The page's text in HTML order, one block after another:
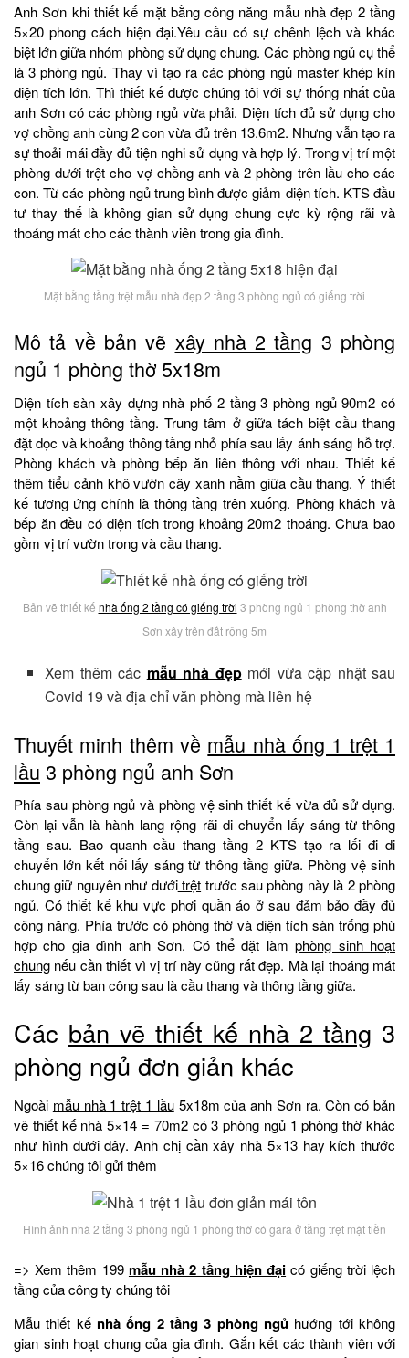
Anh Sơn khi thiết kế mặt bằng công năng mẫu nhà đẹp 2 tầng
5×20 phong cách hiện đại.Yêu cầu có sự chênh lệch và khác
biệt lớn giữa nhóm phòng sử dụng chung. Các phòng ngủ cụ thể
là 3 phòng ngủ. Thay vì tạo ra các phòng ngủ master khép kín
diện tích lớn. Thì thiết kế được chúng tôi với sự thống nhất của
anh Sơn có các phòng ngủ vừa phải. Diện tích đủ sử dụng cho
vợ chồng anh cùng 2 con vừa đủ trên 13.6m2. Nhưng vẫn tạo ra
sự thoải mái đầy đủ tiện nghi sử dụng và hợp lý. Trong vị trí một
phòng dưới trệt cho vợ chồng anh và 2 phòng trên lầu cho các
con. Từ các phòng ngủ trung bình được giảm diện tích. KTS đầu
tư thay thế là không gian sử dụng chung cực kỳ rộng rãi và
thoáng mát cho các thành viên trong gia đình.
Mặt bằng tầng trệt mẫu nhà đẹp 2 tầng 3 phòng ngủ có giếng trời
Mô tả về bản vẽ xây nhà 2 tầng 3 phòng
ngủ 1 phòng thờ 5x18m
Diện tích sàn xây dựng nhà phố 2 tầng 3 phòng ngủ 90m2 có
một khoảng thông tầng. Trung tâm ở giữa tách biệt cầu thang
đặt dọc và khoảng thông tầng nhỏ phía sau lấy ánh sáng hỗ trợ.
Phòng khách và phòng bếp ăn liên thông với nhau. Thiết kế
thêm tiểu cảnh khô vườn cây xanh nằm giữa cầu thang. Ý thiết
kế tương ứng chính là thông tầng trên xuống. Phòng khách và
bếp ăn đều có diện tích trong khoảng 20m2 thoáng. Chưa bao
gồm vị trí vườn trong và cầu thang.
Bản vẽ thiết kế nhà ống 2 tầng có giếng trời 3 phòng ngủ 1 phòng thờ anh
Sơn xây trên đất rộng 5m
Xem thêm các mẫu nhà đẹpmới vừa cập nhật sau
Covid 19 và địa chỉ văn phòng mà liên hệ
Thuyết minh thêm về mẫu nhà ống 1 trệt 1
lầu 3 phòng ngủ anh Sơn
Phía sau phòng ngủ và phòng vệ sinh thiết kế vừa đủ sử dụng.
Còn lại vẫn là hành lang rộng rãi di chuyển lấy sáng từ thông
tầng sau. Bao quanh cầu thang tầng 2 KTS tạo ra lối đi di
chuyển lớn kết nối lấy sáng từ thông tầng giữa. Phòng vệ sinh
chung giữ nguyên như dướitrệt trước sau phòng này là 2 phòng
ngủ. Có thiết kế khu vực phơi quần áo ở sau đảm bảo đầy đủ
công năng. Phía trước có phòng thờ và diện tích sàn trống phù
hợp cho gia đình anh Sơn. Có thể đặt làmphòng sinh hoạt
chung nếu cần thiết vì vị trí này cũng rất đẹp. Mà lại thoáng mát
lấy sáng từ ban công sau là cầu thang và thông tầng giữa.
Các bản vẽ thiết kế nhà 2 tầng 3
phòng ngủ đơn giản khác
Ngoài mẫu nhà 1 trệt 1 lầu5x18m của anh Sơn ra. Còn có bản
vẽ thiết kế nhà 5×14 = 70m2 có 3 phòng ngủ 1 phòng thờ khác
như hình dưới đây. Anh chị cần xây nhà 5×13 hay kích thước
5×16 chúng tôi gửi thêm
Hình ảnh nhà 2 tầng 3 phòng ngủ 1 phòng thờ có gara ở tầng trệt mặt tiền
=> Xem thêm 199 mẫu nhà 2 tầng hiện đại có giếng trời lệch
tầng của công ty chúng tôi
Mẫu thiết kế nhà ống 2 tầng 3 phòng ngủ hướng tới không
gian sinh hoạt chung của gia đình. Gắn kết các thành viên với